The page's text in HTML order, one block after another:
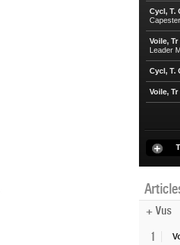
Cycl, T.
Voile, Tr
Leader
Cycl, T.
Voile, Tr
+ Vus
1